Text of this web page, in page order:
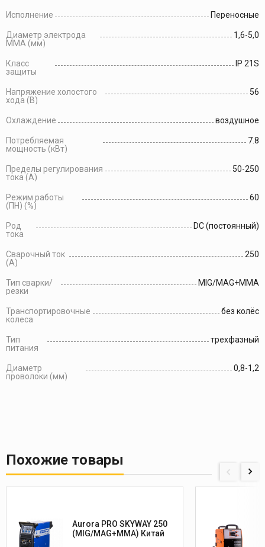
Исполнение Переносные
Диаметр электрода
MMA (мм)
1,6-5,0
Класс
защиты
IP 21S
Напряжение холостого
хода (В)
56
Охлаждение воздушное
Потребляемая
мощность (кВт)
7.8
Пределы регулирования
тока (А)
50-250
Режим работы
(ПН) (%)
60
Род
тока
DC (постоянный)
Сварочный ток
(А)
250
Тип сварки/
резки
MIG/MAG+MMA
Транспортировочные
колеса
без колёс
Тип
питания
трехфазный
Диаметр
проволоки (мм)
0,8-1,2
Похожие товары
Aurora PRO SKYWAY 250
(MIG/MAG+MMA) Китай